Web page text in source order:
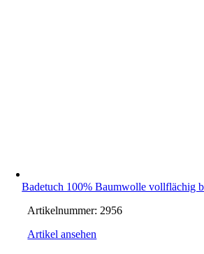
Badetuch 100% Baumwolle vollflächig
Artikelnummer: 2956
Artikel ansehen